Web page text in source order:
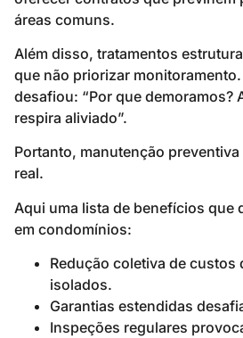
áreas comuns.
Além disso, tratamentos
que não priorizar
desafiou: “Por que demoramos?
respira aliviado”.
Portanto, manutenção
real.
Aqui uma lista de benefícios que
em condomínios:
Redução coletiva de custos
isolados.
Garantias estendidas
Inspeções regulares